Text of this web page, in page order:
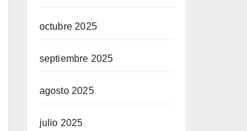
octubre 2025
septiembre 2025
agosto 2025
julio 2025